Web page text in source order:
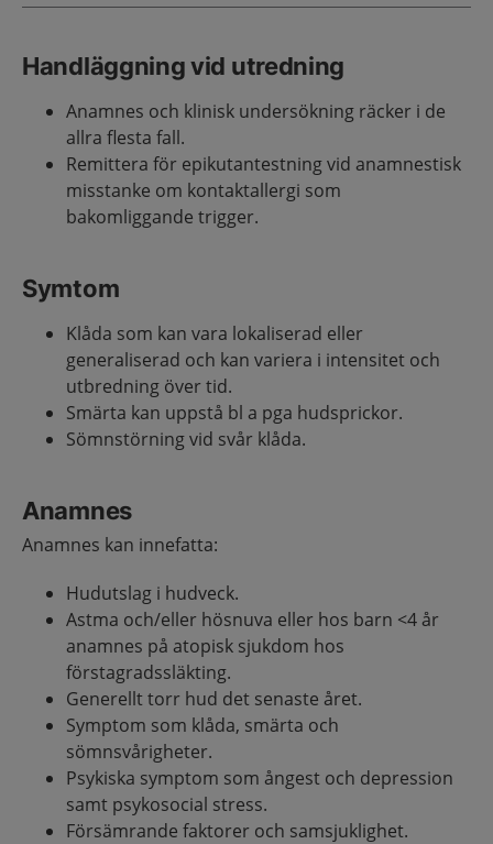
Handläggning vid utredning
Anamnes och klinisk undersökning räcker i de
allra flesta fall.
Remittera för epikutantestning vid anamnestisk
misstanke om kontaktallergi som
bakomliggande trigger.
Symtom
Klåda som kan vara lokaliserad eller
generaliserad och kan variera i intensitet och
utbredning över tid.
Smärta kan uppstå bl a pga hudsprickor.
Sömnstörning vid svår klåda.
Anamnes
Anamnes kan innefatta:
Hudutslag i hudveck.
Astma och/eller hösnuva eller hos barn <4 år
anamnes på atopisk sjukdom hos
förstagradssläkting.
Generellt torr hud det senaste året.
Symptom som klåda, smärta och
sömnsvårigheter.
Psykiska symptom som ångest och depression
samt psykosocial stress.
Försämrande faktorer och samsjuklighet.